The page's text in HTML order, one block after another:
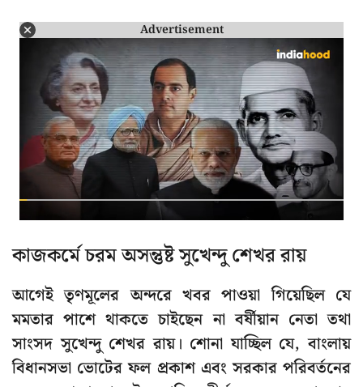
Advertisement
কাজকর্মে চরম অসন্তুষ্ট সুখেন্দু শেখর রায়
আগেই তৃণমূলের অন্দরে খবর পাওয়া গিয়েছিল যে
মমতার পাশে থাকতে চাইছেন না বর্ষীয়ান নেতা তথা
সাংসদ সুখেন্দু শেখর রায়। শোনা যাচ্ছিল যে, বাংলায়
বিধানসভা ভোটের ফল প্রকাশ এবং সরকার পরিবর্তনের